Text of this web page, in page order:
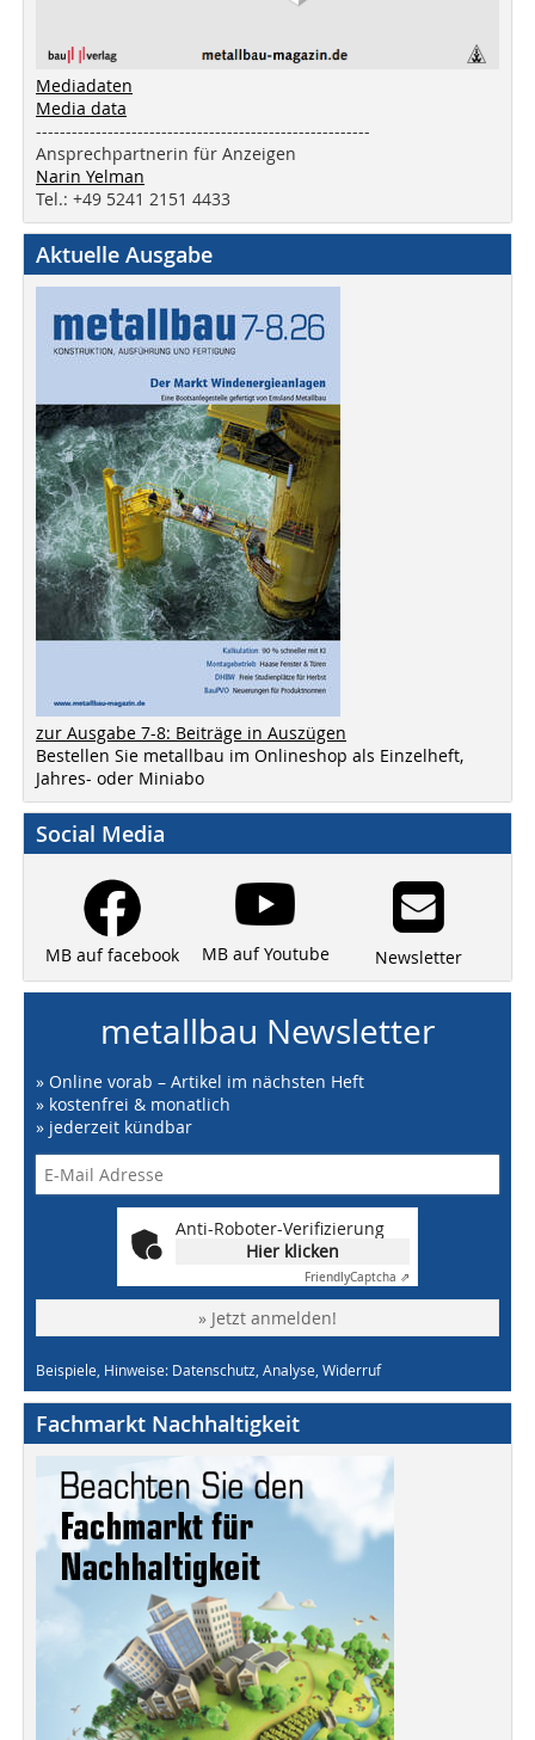
Mediadaten
Media data
--------------------------------------------------------
Ansprechpartnerin für Anzeigen
Narin Yelman
Tel.: +49 5241 2151 4433
Aktuelle Ausgabe
zur Ausgabe 7-8: Beiträge in Auszügen
Bestellen Sie metallbau im Onlineshop als Einzelheft,
Jahres- oder Miniabo
Social Media
MB auf facebook MB auf Youtube Newsletter
metallbau Newsletter
» Online vorab – Artikel im nächsten Heft
» kostenfrei & monatlich
» jederzeit kündbar
Anti-Roboter-Verifizierung
Hier klicken
FriendlyCaptcha ⇗
» Jetzt anmelden!
Beispiele, Hinweise: Datenschutz, Analyse, Widerruf
Fachmarkt Nachhaltigkeit